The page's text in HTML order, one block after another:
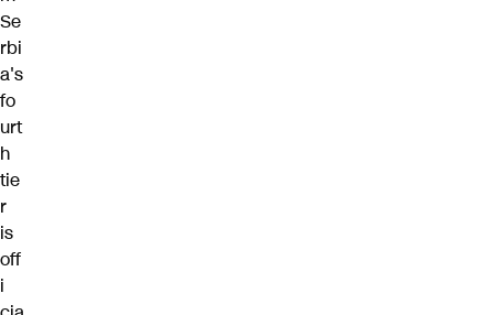
Se
rbi
a's
fo
urt
h
tie
r
is
off
i